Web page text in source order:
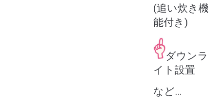
(追い炊き機
能付き)
ダウンラ
イト設置
など…